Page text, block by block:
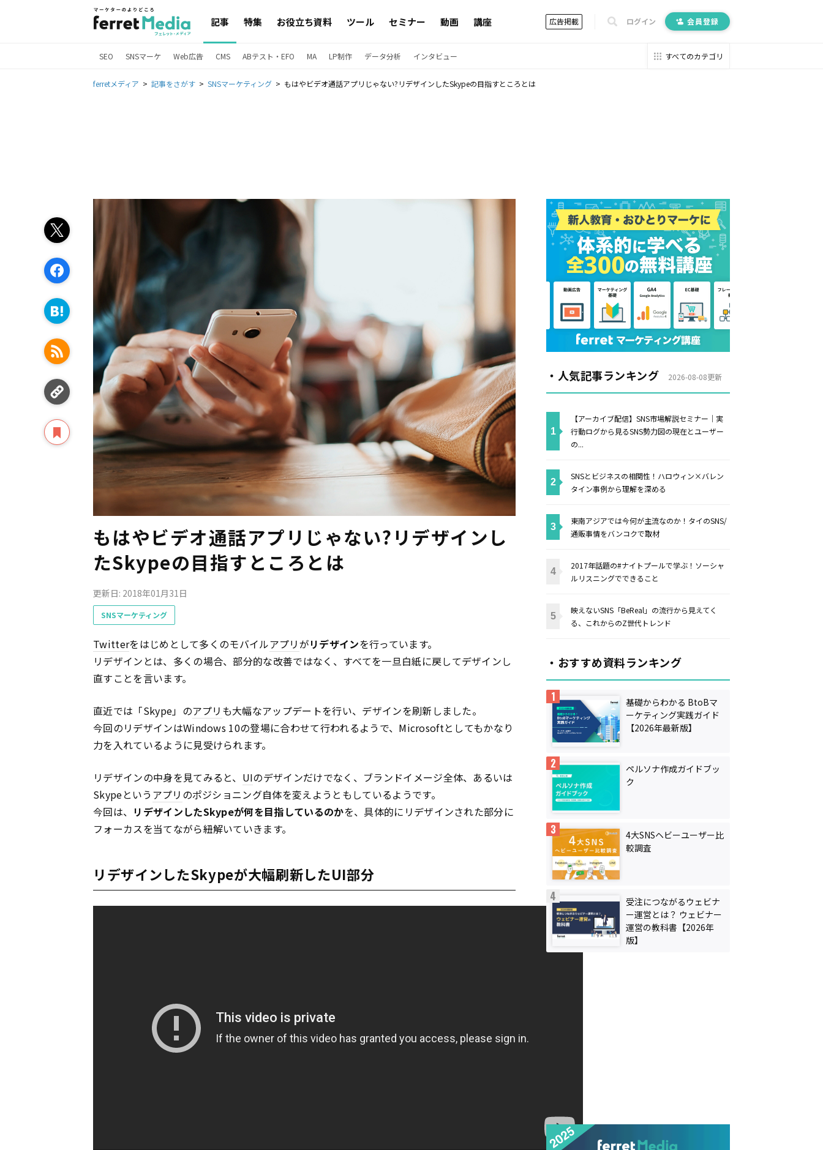
記事 特集 お役立ち資料 ツール セミナー 動画 講座 広告掲載 ログイン 会員登録
SEO SNSマーケ Web広告 CMS ABテスト・EFO MA LP制作 データ分析 インタビュー すべてのカテゴリ
ferretメディア 記事をさがす SNSマーケティング もはやビデオ通話アプリじゃない?リデザインしたSkypeの目指すところとは
もはやビデオ通話アプリじゃない?リデザインし
たSkypeの目指すところとは
更新日: 2018年01月31日
SNSマーケティング
Twitterをはじめとして多くのモバイルアプリがリデザインを行っています。
リデザインとは、多くの場合、部分的な改善ではなく、すべてを一旦白紙に戻してデザインし
直すことを言います。
直近では「Skype」のアプリ も大幅なアップデートを行い、デザインを刷新しました。
今回のリデザインはWindows 10の登場に合わせて行われるようで、Microsoftとしてもかなり
力を入れているように見受けられます。
リデザインの中身を見てみると、 UIのデザインだけでなく、ブランドイメージ全体、あるいは
Skypeという アプリ のポジショニング自体を変えようともしているようです。
今回は、 リデザインしたSkypeが何を目指しているのかを、具体的にリデザインされた部分に
フォーカスを当てながら紐解いていきます。
リデザインしたSkypeが大幅刷新したUI部分
・人気記事ランキング 2026-08-08更新
【アーカイブ配信】SNS市場解説セミナー｜実
行動ログから見るSNS勢力図の現在とユーザー
の...
SNSとビジネスの相関性！ハロウィン×バレン
タイン事例から理解を深める
東南アジアでは今何が主流なのか！タイのSNS/
通販事情をバンコクで取材
2017年話題の#ナイトプールで学ぶ！ソーシャ
ルリスニングでできること
映えないSNS「BeReal」の流行から見えてく
る、これからのZ世代トレンド
・おすすめ資料ランキング
基礎からわかる BtoBマ
ーケティング実践ガイド
【2026年最新版】
ペルソナ作成ガイドブッ
ク
4大SNSヘビーユーザー比
較調査
受注につながるウェビナ
ー運営とは？ ウェビナー
運営の教科書【2026年
版】